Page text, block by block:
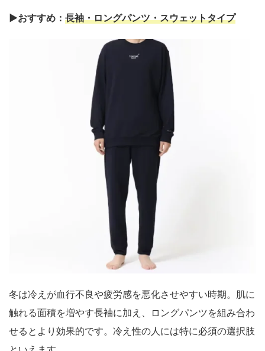
▶おすすめ： 長袖・ロングパンツ・スウェットタイプ
冬は冷えが血行不良や疲労感を悪化させやすい時期。肌に
触れる面積を増やす長袖に加え、ロングパンツを組み合わ
せるとより効果的です。冷え性の人には特に必須の選択肢